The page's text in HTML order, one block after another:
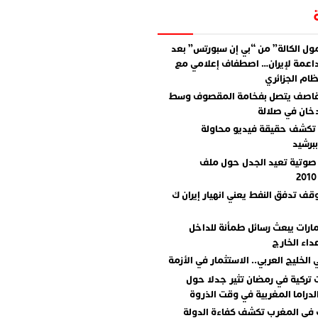
الكالة” من “بي إن سبورتس” بعد
لإيران… اصطفاف إعلامي مع
الجزائري
يتصل بفخامة المقصوف وسط
في صلالة
تكشف حقيقة فيديو محاولة
صوتية تعيد الجدل حول ملف
تدفق النفط يعني انهيار إيران ك
يبعث رسائل طمأنة للداخل
الخارج
الخليج العربي.. الاستثمار في الأزمة
في رمضان تثير جدلا حول
المغربية في وقت الذروة
في المغرب تكشف كفاءة الدولة